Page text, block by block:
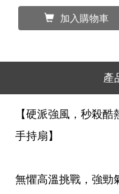
加入購物車
產
【硬派強風，秒殺
手持扇】
無懼高溫挑戰，強勁